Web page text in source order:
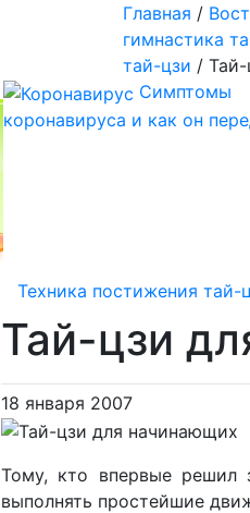
Главная /
гимнастика
тай-цзи /
Симптомы
коронавируса и как он
Техника постижения тай-
Тай-цзи
18 января 2007
Тому, кто впервые решил
выполнять простейшие